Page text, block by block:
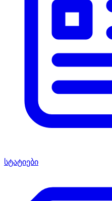
სტატიები